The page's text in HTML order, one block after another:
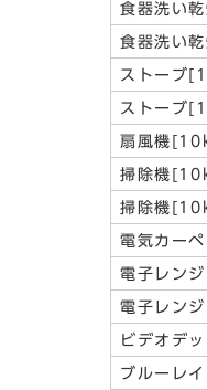
食器洗い
食器洗い
ストーブ
ストーブ
扇風機
掃除機
掃除機
電気カー
電子レン
電子レン
ビデオデッ
ブルーレ